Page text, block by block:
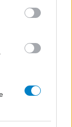
καθώς και
οπτική